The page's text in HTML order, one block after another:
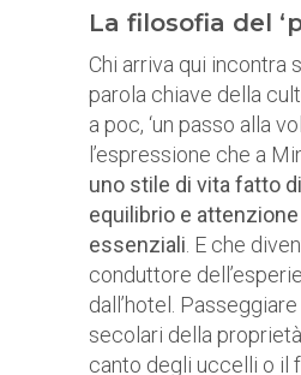
La filosofia del
Chi arriva qui incontra
parola chiave della
a poc, ‘un passo alla
l’espressione che a
uno stile di vita fatto
equilibrio e
essenziali. E che
conduttore
dall’hotel.
secolari della
canto degli uccelli o il